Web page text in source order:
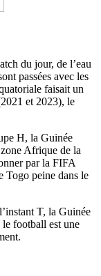
du jour, de l’eau
passées avec les
faisait un
et 2023), le
H, la Guinée
Afrique de la
par la FIFA
Togo peine dans le
T, la Guinée
le football est une